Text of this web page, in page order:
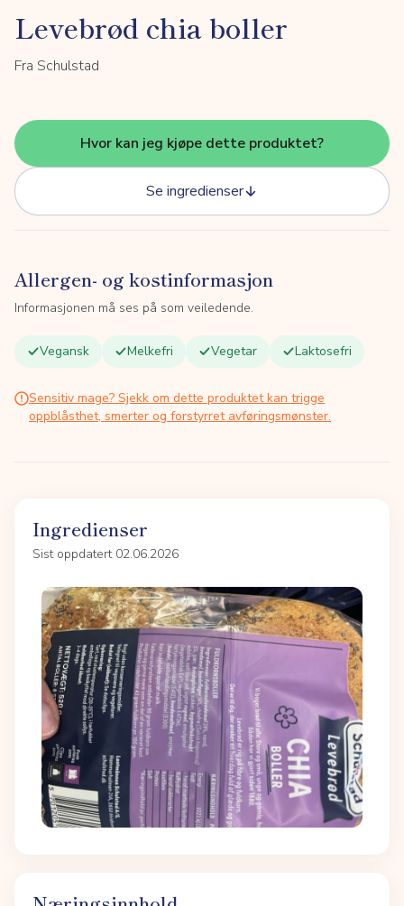
Levebrød chia boller
Fra Schulstad
Hvor kan jeg kjøpe dette produktet?
Se ingredienser
Allergen- og kostinformasjon
Informasjonen må ses på som veiledende.
Vegansk Melkefri Vegetar Laktosefri
Sensitiv mage? Sjekk om dette produktet kan trigge
oppblåsthet, smerter og forstyrret avføringsmønster.
Ingredienser
Sist oppdatert 02.06.2026